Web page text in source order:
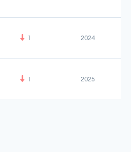
1 2024
1 2025